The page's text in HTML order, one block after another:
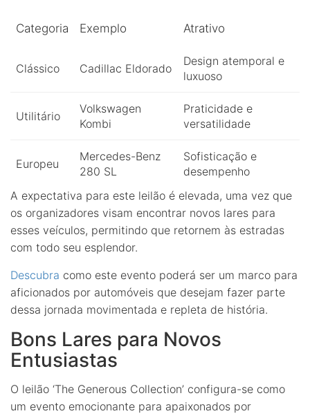
Categoria Exemplo Atrativo
Clássico Cadillac Eldorado
Design atemporal e
luxuoso
Utilitário
Volkswagen
Kombi
Praticidade e
versatilidade
Europeu
Mercedes-Benz
280 SL
Sofisticação e
desempenho
A expectativa para este leilão é elevada, uma vez que
os organizadores visam encontrar novos lares para
esses veículos, permitindo que retornem às estradas
com todo seu esplendor.
Descubra como este evento poderá ser um marco para
aficionados por automóveis que desejam fazer parte
dessa jornada movimentada e repleta de história.
Bons Lares para Novos
Entusiastas
O leilão ‘The Generous Collection’ configura-se como
um evento emocionante para apaixonados por